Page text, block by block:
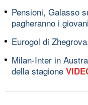
Pensioni, Galasso
pagheranno i
Eurogol di
Milan-Inter in
della stagione